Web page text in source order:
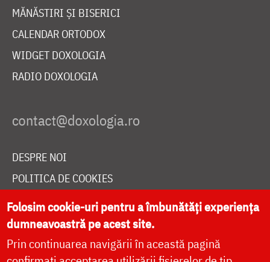
MĂNĂSTIRI ȘI BISERICI
CALENDAR ORTODOX
WIDGET DOXOLOGIA
RADIO DOXOLOGIA
DESPRE NOI
POLITICA DE COOKIES
DONEAZĂ ONLINE PENTRU CATEDRALA NAȚIONALĂ
LIVE
Folosim cookie-uri pentru a îmbunătăți experiența
dumneavoastră pe acest site.
Prin continuarea navigării în această pagină